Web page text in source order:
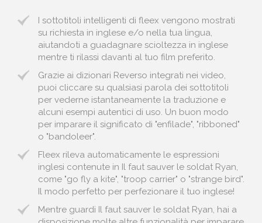
I sottotitoli intelligenti di fleex vengono mostrati
su richiesta in inglese e/o nella tua lingua,
aiutandoti a guadagnare scioltezza in inglese
mentre ti rilassi davanti al tuo film preferito.
Grazie ai dizionari Reverso integrati nei video,
puoi cliccare su qualsiasi parola dei sottotitoli
per vederne istantaneamente la traduzione e
alcuni esempi autentici di uso. Un buon modo
per imparare il significato di "enfilade", "ribboned"
o "bandoleer".
Fleex rileva automaticamente le espressioni
inglesi contenute in Il faut sauver le soldat Ryan,
come "go fly a kite", "troop carrier" o "strange bird".
Il modo perfetto per perfezionare il tuo inglese!
Mentre guardi Il faut sauver le soldat Ryan, hai a